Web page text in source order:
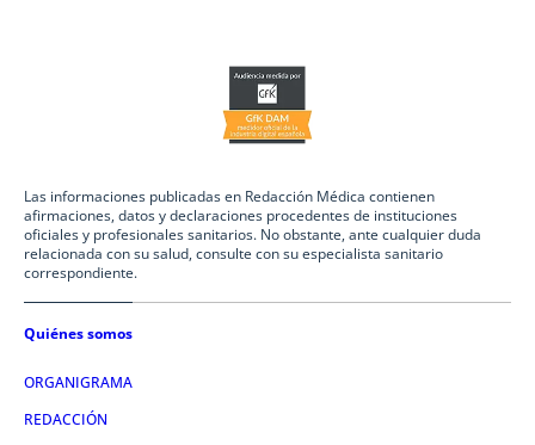
Las informaciones publicadas en Redacción Médica contienen
afirmaciones, datos y declaraciones procedentes de instituciones
oficiales y profesionales sanitarios. No obstante, ante cualquier duda
relacionada con su salud, consulte con su especialista sanitario
correspondiente.
Quiénes somos
ORGANIGRAMA
REDACCIÓN